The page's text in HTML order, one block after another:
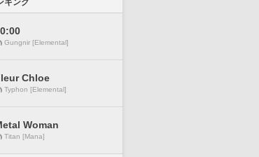
キング
Gungnir [Elemental]
Chloe
Typhon [Elemental]
Woman
Titan [Mana]